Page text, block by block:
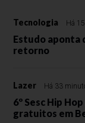
Tecnologia Há
Estudo aponta
retorno
Lazer Há 33
6º Sesc Hip
gratuitos em